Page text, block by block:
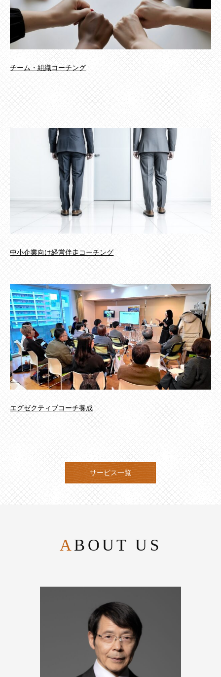
チーム・組織コーチング
中小企業向け経営伴走コーチング
エグゼクティブコーチ養成
サービス一覧
ABOUT US